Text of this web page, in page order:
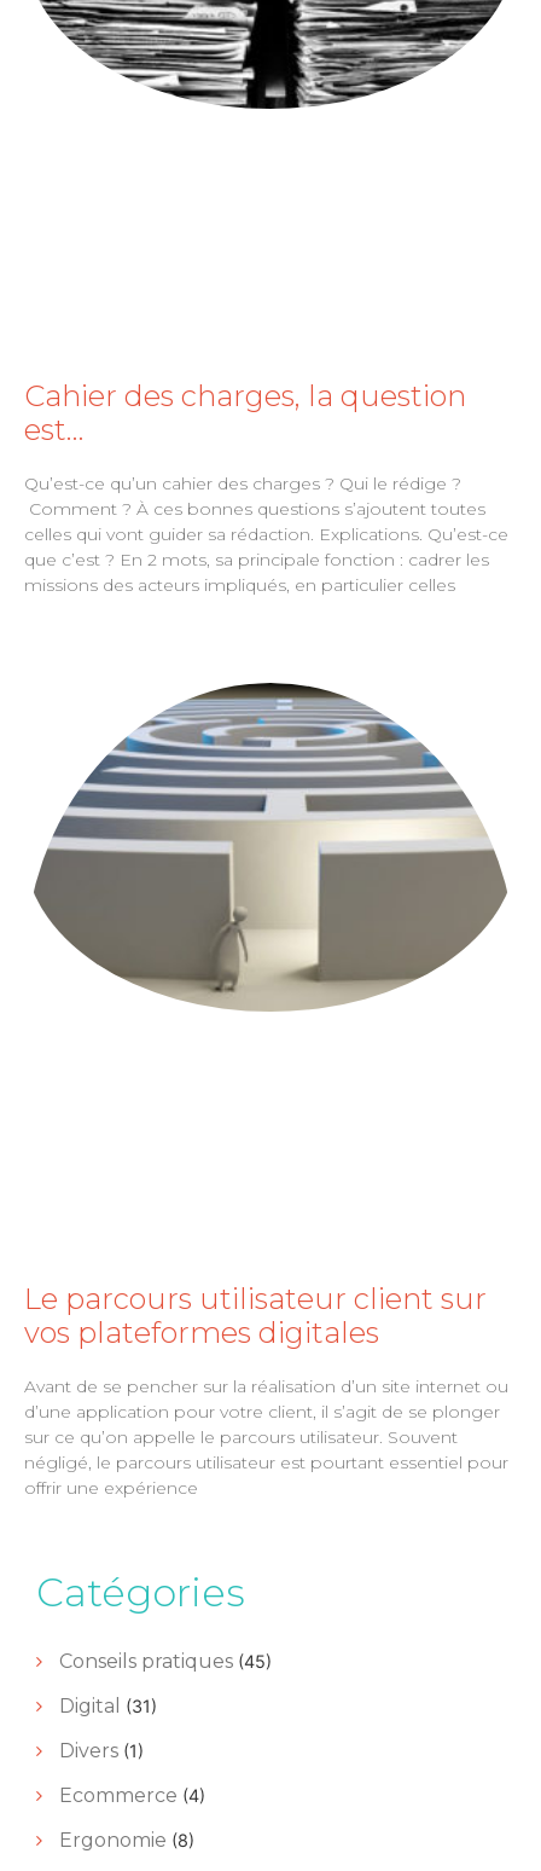
Cahier des charges, la question
est…
Qu’est-ce qu’un cahier des charges ? Qui le rédige ?
Comment ? À ces bonnes questions s’ajoutent toutes
celles qui vont guider sa rédaction. Explications. Qu’est-ce
que c’est ? En 2 mots, sa principale fonction : cadrer les
missions des acteurs impliqués, en particulier celles
Le parcours utilisateur client sur
vos plateformes digitales
Avant de se pencher sur la réalisation d’un site internet ou
d’une application pour votre client, il s’agit de se plonger
sur ce qu’on appelle le parcours utilisateur. Souvent
négligé, le parcours utilisateur est pourtant essentiel pour
offrir une expérience
Catégories
Conseils pratiques(45)
Digital (31)
Divers(1)
Ecommerce (4)
Ergonomie (8)